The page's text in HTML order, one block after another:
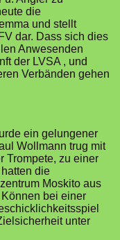
die
und stellt
dar. Dass sich dies
Anwesenden
der LVSA , und
Verbänden gehen
ein gelungener
Wollmann trug mit
Trompete, zu einer
die
Moskito aus
bei einer
unter